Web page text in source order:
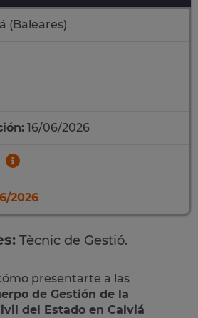
(Baleares)
16/06/2026
2026
Tècnic de Gestió.
presentarte a las
de Gestión de la
del Estado en Calviá